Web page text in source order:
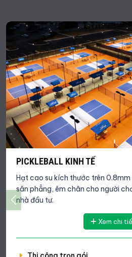
PICKLEBALL KINH TẾ
Hạt cao su kích thước trên
sân phẳng, êm chân cho người
Xem chi